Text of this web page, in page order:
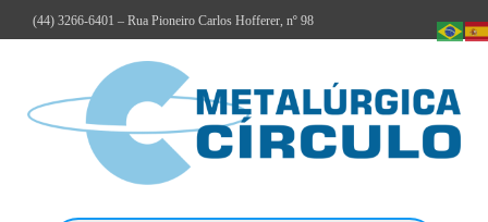
(44) 3266-6401 – Rua Pioneiro Carlos Hofferer, nº 98